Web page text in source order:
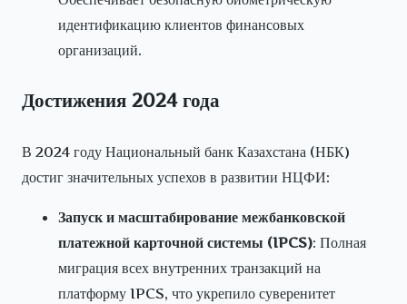
идентификацию клиентов финансовых
организаций.
Достижения 2024 года
В 2024 году Национальный банк Казахстана (НБК)
достиг значительных успехов в развитии НЦФИ:
Запуск и масштабирование межбанковской
платежной карточной системы (IPCS): Полная
миграция всех внутренних транзакций на
платформу IPCS, что укрепило суверенитет